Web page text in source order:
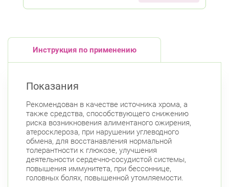
Инструкция по применению
Показания
Рекомендован в качестве источника хрома, а
также средства, способствующего снижению
риска возникновения алиментаного ожирения,
атеросклероза, при нарушении углеводного
обмена, для восстанавления нормальной
толерантности к глюкозе, улучшения
деятельности сердечно-сосудистой системы,
повышения иммунитета, при бессоннице,
головных болях, повышенной утомляемости.